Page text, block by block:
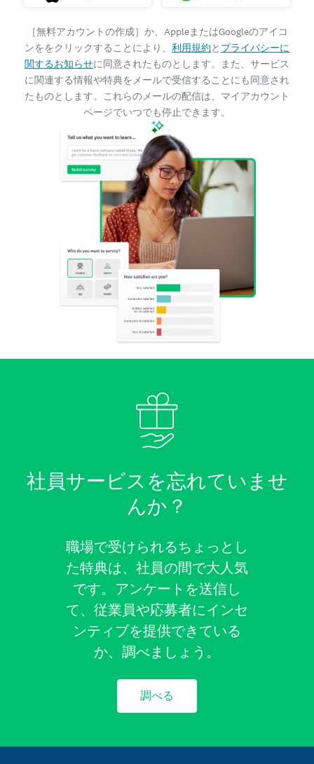
［無料アカウントの作成］か、AppleまたはGoogleのアイコ
ンををクリックすることにより、 利用規約と プライバシーに
関するお知らせに同意されたものとします。また、サービス
に関連する情報や特典をメールで受信することにも同意され
たものとします。これらのメールの配信は、マイアカウント
ページでいつでも停止できます。
社員サービスを忘れていませ
んか？
職場で受けられるちょっとし
た特典は、社員の間で大人気
です。アンケートを送信し
て、従業員や応募者にインセ
ンティブを提供できている
か、調べましょう。
調べる